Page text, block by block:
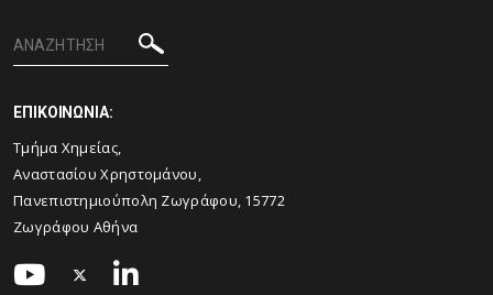
ΕΠΙΚΟΙΝΩΝΙΑ:
Τμήμα Χημείας,
Αναστασίου Χρηστομάνου,
Πανεπιστημιούπολη Ζωγράφου, 15772
Ζωγράφου Αθήνα